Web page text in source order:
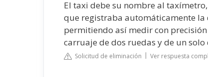
El taxi debe su nombre al
que registraba automáticamente
permitiendo así medir con
carruaje de dos ruedas y de un
Solicitud de eliminación Ver respuesta